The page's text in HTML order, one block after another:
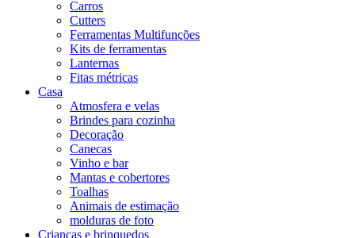
Carros
Cutters
Ferramentas Multifunções
Kits de ferramentas
Lanternas
Fitas métricas
Casa
Atmosfera e velas
Brindes para cozinha
Decoração
Canecas
Vinho e bar
Mantas e cobertores
Toalhas
Animais de estimação
molduras de foto
Crianças e brinquedos